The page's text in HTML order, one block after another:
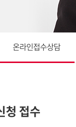
온라인접수상담
청 접수